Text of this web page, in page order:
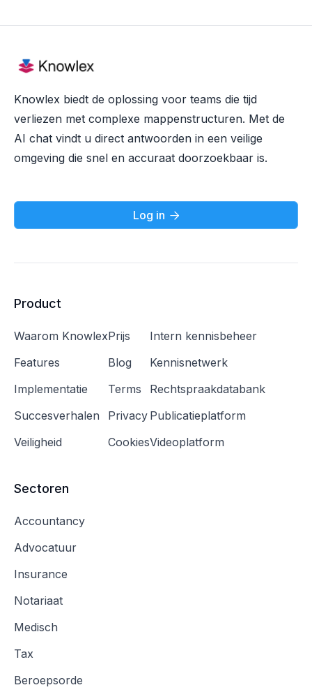
Knowlex biedt de oplossing voor teams die tijd
verliezen met complexe mappenstructuren. Met de
AI chat vindt u direct antwoorden in een veilige
omgeving die snel en accuraat doorzoekbaar is.
Log in 
Product
Waarom Knowlex
Features
Implementatie
Succesverhalen
Veiligheid
Prijs
Blog
Terms
Privacy
Cookies
Intern kennisbeheer
Kennisnetwerk
Rechtspraakdatabank
Publicatieplatform
Videoplatform
Sectoren
Accountancy
Advocatuur
Insurance
Notariaat
Medisch
Tax
Beroepsorde